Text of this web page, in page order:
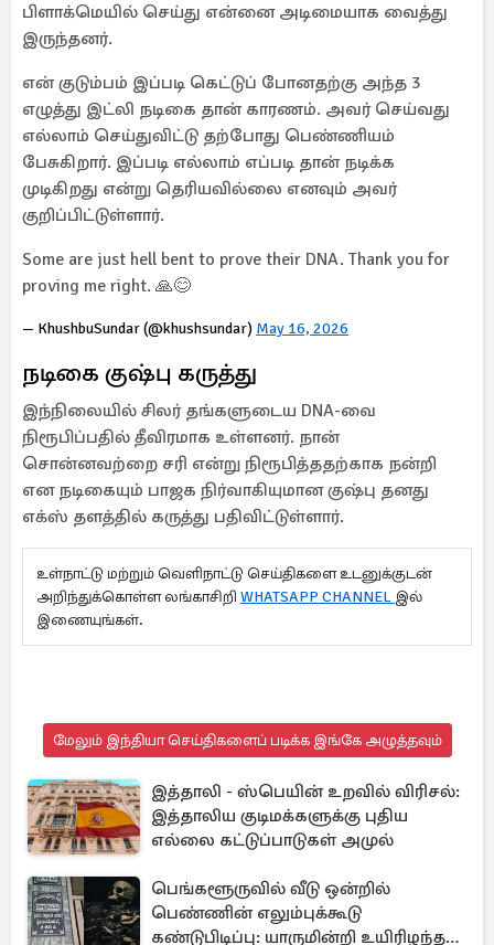
பிளாக்மெயில் செய்து என்னை அடிமையாக வைத்து
இருந்தனர்.
என் குடும்பம் இப்படி கெட்டுப் போனதற்கு அந்த 3
எழுத்து இட்லி நடிகை தான் காரணம். அவர் செய்வது
எல்லாம் செய்துவிட்டு தற்போது பெண்ணியம்
பேசுகிறார். இப்படி எல்லாம் எப்படி தான் நடிக்க
முடிகிறது என்று தெரியவில்லை எனவும் அவர்
குறிப்பிட்டுள்ளார்.
Some are just hell bent to prove their DNA. Thank you for
proving me right. 🙏😊
— KhushbuSundar (@khushsundar) May 16, 2026
நடிகை குஷ்பு கருத்து
இந்நிலையில் சிலர் தங்களுடைய DNA-வை
நிரூபிப்பதில் தீவிரமாக உள்ளனர். நான்
சொன்னவற்றை சரி என்று நிரூபித்ததற்காக நன்றி
என நடிகையும் பாஜக நிர்வாகியுமான குஷ்பு தனது
எக்ஸ் தளத்தில் கருத்து பதிவிட்டுள்ளார்.
உள்நாட்டு மற்றும் வெளிநாட்டு செய்திகளை உடனுக்குடன்
அறிந்துக்கொள்ள லங்காசிறி WHATSAPP CHANNEL இல்
இணையுங்கள்.
மேலும் இந்தியா செய்திகளைப் படிக்க இங்கே அழுத்தவும்
இத்தாலி - ஸ்பெயின் உறவில் விரிசல்:
இத்தாலிய குடிமக்களுக்கு புதிய
எல்லை கட்டுப்பாடுகள் அமுல்
பெங்களூருவில் வீடு ஒன்றில்
பெண்ணின் எலும்புக்கூடு
கண்டுபிடிப்பு: யாருமின்றி உயிரிழந்த